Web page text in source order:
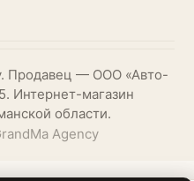
Продавец — ООО «Авто-
Интернет-магазин
области.
Agency